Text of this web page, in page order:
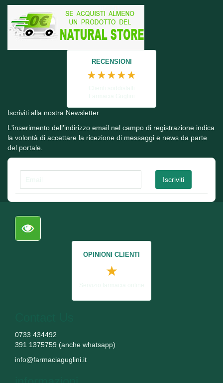
RECENSIONI
★★★★★
Iscriviti alla nostra Newsletter
L'inserimento dell'indirizzo email nel campo di registrazione indica
la volontà di accettare la ricezione di messaggi e news da parte
del portale.
OPINIONI CLIENTI
★
0733 434492
391 1375759 (anche whatsapp)
info@farmaciaguglini.it